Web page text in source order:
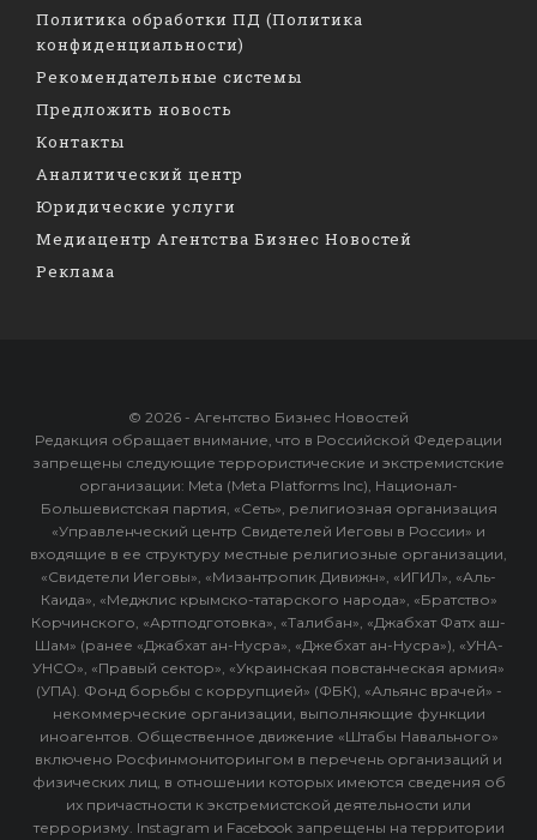
Политика обработки ПД (Политика
конфиденциальности)
Рекомендательные системы
Предложить новость
Контакты
Аналитический центр
Юридические услуги
Медиацентр Агентства Бизнес Новостей
Реклама
© 2026 - Агентство Бизнес Новостей
Редакция обращает внимание, что в Российской Федерации
запрещены следующие террористические и экстремистские
организации: Meta (Meta Platforms Inc), Национал-
Большевистская партия, «Сеть», религиозная организация
«Управленческий центр Свидетелей Иеговы в России» и
входящие в ее структуру местные религиозные организации,
«Свидетели Иеговы», «Мизантропик Дивижн», «ИГИЛ», «Аль-
Каида», «Меджлис крымско-татарского народа», «Братство»
Корчинского, «Артподготовка», «Талибан», «Джабхат Фатх аш-
Шам» (ранее «Джабхат ан-Нусра», «Джебхат ан-Нусра»), «УНА-
УНСО», «Правый сектор», «Украинская повстанческая армия»
(УПА). Фонд борьбы с коррупцией» (ФБК), «Альянс врачей» -
некоммерческие организации, выполняющие функции
иноагентов. Общественное движение «Штабы Навального»
включено Росфинмониторингом в перечень организаций и
физических лиц, в отношении которых имеются сведения об
их причастности к экстремистской деятельности или
терроризму. Instagram и Facebook запрещены на территории